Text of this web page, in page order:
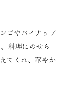
ゴやパイナップ
料理にのせら
てくれ、華やか